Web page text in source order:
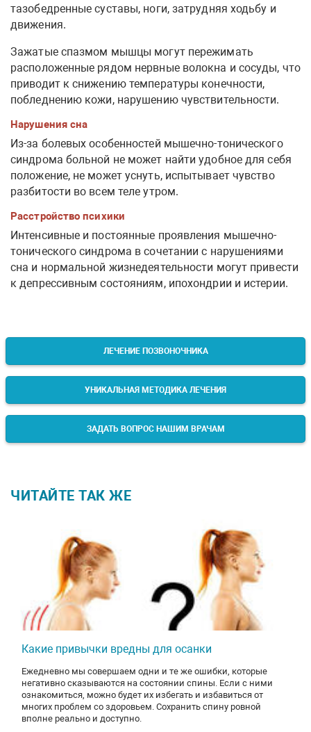
тазобедренные суставы, ноги, затрудняя ходьбу и
движения.
Зажатые спазмом мышцы могут пережимать
расположенные рядом нервные волокна и сосуды, что
приводит к снижению температуры конечности,
побледнению кожи, нарушению чувствительности.
Нарушения сна
Из-за болевых особенностей мышечно-тонического
синдрома больной не может найти удобное для себя
положение, не может уснуть, испытывает чувство
разбитости во всем теле утром.
Расстройство психики
Интенсивные и постоянные проявления мышечно-
тонического синдрома в сочетании с нарушениями
сна и нормальной жизнедеятельности могут привести
к депрессивным состояниям, ипохондрии и истерии.
ЛЕЧЕНИЕ ПОЗВОНОЧНИКА
УНИКАЛЬНАЯ МЕТОДИКА ЛЕЧЕНИЯ
ЗАДАТЬ ВОПРОС НАШИМ ВРАЧАМ
ЧИТАЙТЕ ТАК ЖЕ
Какие привычки вредны для осанки
Ежедневно мы совершаем одни и те же ошибки, которые
негативно сказываются на состоянии спины. Если с ними
ознакомиться, можно будет их избегать и избавиться от
многих проблем со здоровьем. Сохранить спину ровной
вполне реально и доступно.